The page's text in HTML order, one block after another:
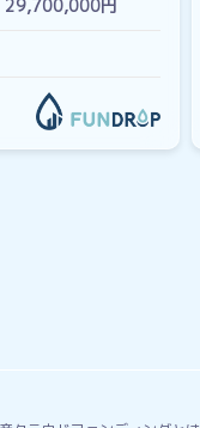
29,700,000円